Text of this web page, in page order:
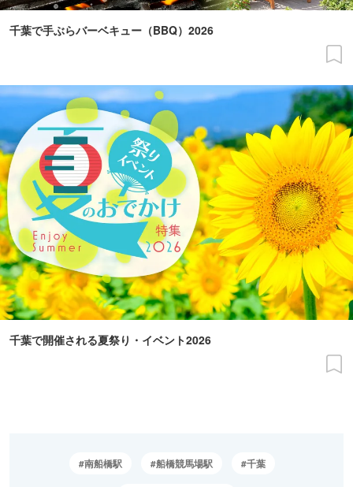
千葉で手ぶらバーベキュー（BBQ）2026
千葉で開催される夏祭り・イベント2026
南船橋駅 船橋競馬場駅 千葉